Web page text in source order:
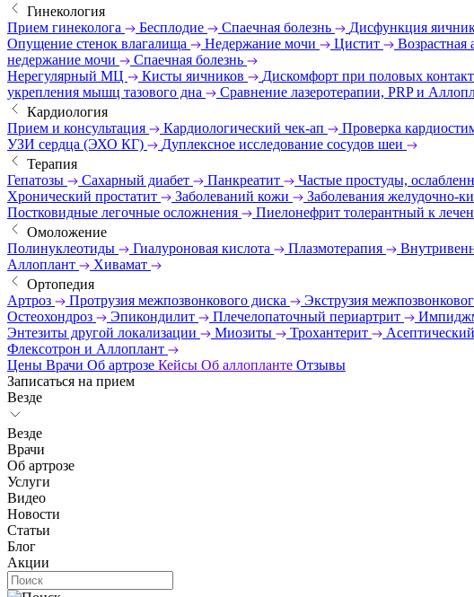
Гинекология
Прием гинеколога
Бесплодие Спаечная болезнь Дисфункция
Опущение стенок влагалища
Недержание мочи Цистит Возрастная
недержание мочи
Спаечная болезнь
Нерегулярный МЦ
Кисты яичников Дискомфорт при половых
укрепления мышц тазового дна
Сравнение лазеротерапии, PRP и
Кардиология
Прием и консультация
Кардиологический чек-ап Проверка
УЗИ сердца (ЭХО КГ)
Дуплексное исследование сосудов шеи
Терапия
Гепатозы
Сахарный диабет Панкреатит Частые простуды,
Хронический простатит
Заболеваний кожи Заболевания желудочно-
Постковидные легочные осложнения
Пиелонефрит толерантный к
Омоложение
Полинуклеотиды
Гиалуроновая кислота Плазмотерапия
Аллоплант
Хивамат
Ортопедия
Артроз
Протрузия межпозвонкового диска Экструзия
Остеохондроз
Эпикондилит Плечелопаточный периартрит
Энтезиты другой локализации
Миозиты Трохантерит
Флексотрон и Аллоплант
Цены Врачи Об артрозе Кейсы Об аллопланте Отзывы
Записаться на прием
Везде
Везде
Врачи
Об артрозе
Услуги
Видео
Новости
Статьи
Блог
Акции